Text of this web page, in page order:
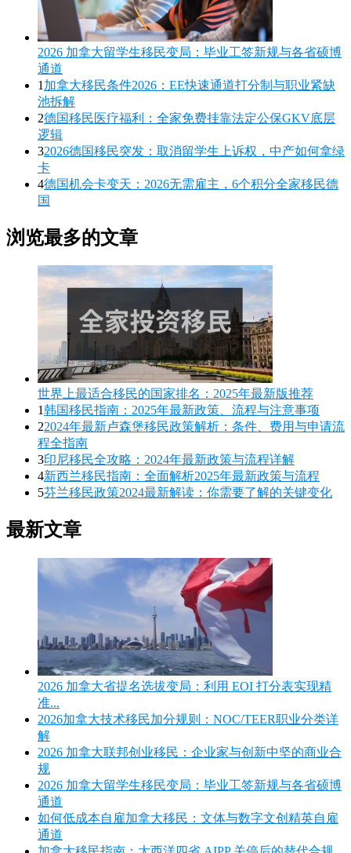
2026 加拿大留学生移民变局：毕业工签新规与各省硕博
通道
1 加拿大移民条件2026：EE快速通道打分制与职业紧缺
池拆解
2德国移民医疗福利：全家免费挂靠法定公保GKV底层
逻辑
32026德国移民突发：取消留学生上诉权，中产如何拿绿
卡
4德国机会卡变天：2026无需雇主，6个积分全家移民德
国
浏览最多的文章
世界上最适合移民的国家排名：2025年最新版推荐
1韩国移民指南：2025年最新政策、流程与注意事项
22024年最新卢森堡移民政策解析：条件、费用与申请流
程全指南
3印尼移民全攻略：2024年最新政策与流程详解
4新西兰移民指南：全面解析2025年最新政策与流程
5芬兰移民政策2024最新解读：你需要了解的关键变化
最新文章
2026 加拿大省提名选拔变局：利用 EOI 打分表实现精
准...
2026加拿大技术移民加分规则：NOC/TEER职业分类详
解
2026 加拿大联邦创业移民：企业家与创新中坚的商业合
规
2026 加拿大留学生移民变局：毕业工签新规与各省硕博
通道
如何低成本自雇加拿大移民：文体与数字文创精英自雇
通道